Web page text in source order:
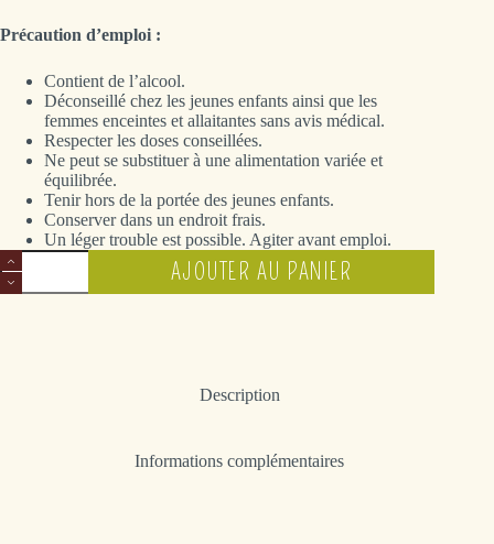
Précaution d’emploi :
Contient de l’alcool.
Déconseillé chez les jeunes enfants ainsi que les
femmes enceintes et allaitantes sans avis médical.
Respecter les doses conseillées.
Ne peut se substituer à une alimentation variée et
équilibrée.
Tenir hors de la portée des jeunes enfants.
Conserver dans un endroit frais.
Un léger trouble est possible. Agiter avant emploi.
quantité
de
Millepertuis
AJOUTER AU PANIER
Description
Informations complémentaires